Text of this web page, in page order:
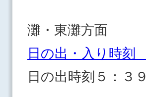
灘・東灘方面
日の出・入り時刻
日の出時刻５：３９